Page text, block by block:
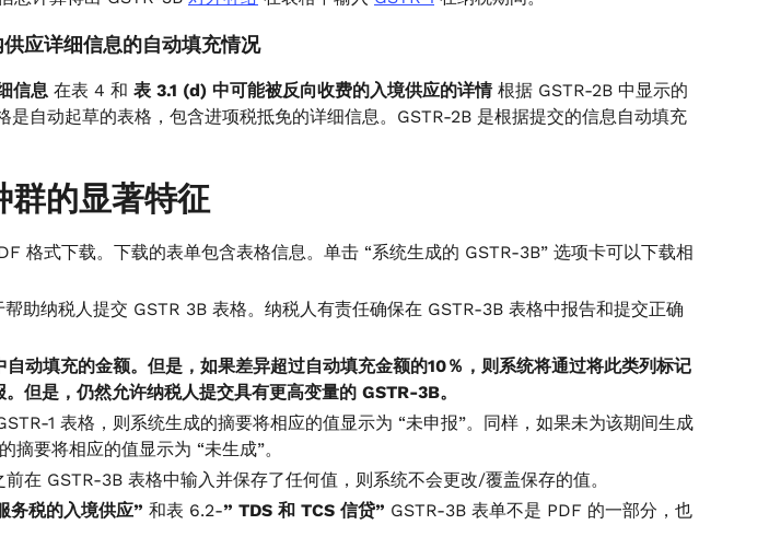
供应详细信息的自动填充情况
信息 在表 4 和 表 3.1 (d) 中可能被反向收费的入境供应的详情根据 GSTR-2B 中显示的
是自动起草的表格，包含进项税抵免的详细信息。GSTR-2B 是根据提交的信息自动填充
群的显著特征
格式下载。下载的表单包含表格信息。单击 “系统生成的 GSTR-3B” 选项卡可以下载相
助纳税人提交 GSTR 3B 表格。纳税人有责任确保在 GSTR-3B 表格中报告和提交正确
动填充的金额。但是，如果差异超过自动填充金额的10％，则系统将通过将此类列标记
但是，仍然允许纳税人提交具有更高变量的 GSTR-3B。
1 表格，则系统生成的摘要将相应的值显示为 “未申报”。同样，如果未为该期间生成
摘要将相应的值显示为 “未生成”。
在 GSTR-3B 表格中输入并保存了任何值，则系统不会更改/覆盖保存的值。
务税的入境供应” 和表 6.2-” TDS 和 TCS 信贷” GSTR-3B 表单不是 PDF 的一部分，也